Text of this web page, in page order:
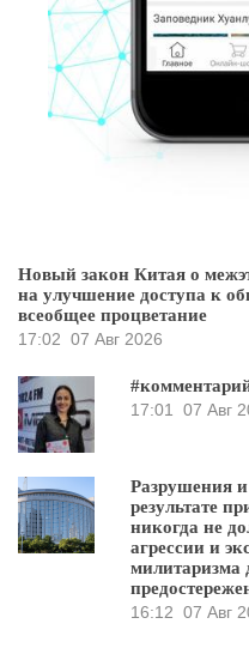
Новый закон Китая о
на улучшение доступа к
всеобщее процветание
17:02 07 Авг 2026
17:01
07 Авг
Разрушения
результате
никогда не
агрессии и
милитаризма
16:12 07 Авг